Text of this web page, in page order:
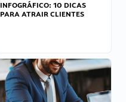
INFOGRÁFICO: 10 DICAS
PARA ATRAIR CLIENTES